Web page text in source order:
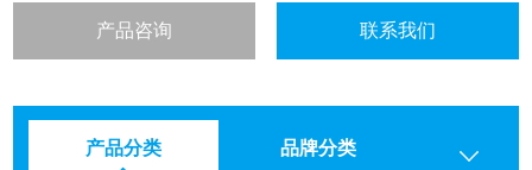
产品咨询 联系我们
产品分类 品牌分类